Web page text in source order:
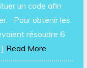
un code afin
Pour obtenir les
résoudre 6
Read More